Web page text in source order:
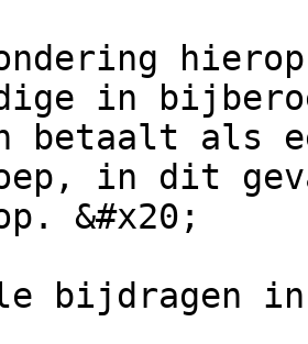
in
betaalt als
in dit
&#x20;
bijdragen